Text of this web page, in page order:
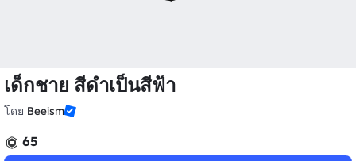
เด็กชาย สีดําเป็นสีฟ้า
โดย Beeism
65